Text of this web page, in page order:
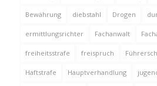
Bewährung diebstahl Drogen
ermittlungsrichter Fachanwalt
freiheitsstrafe freispruch
Haftstrafe Hauptverhandlung